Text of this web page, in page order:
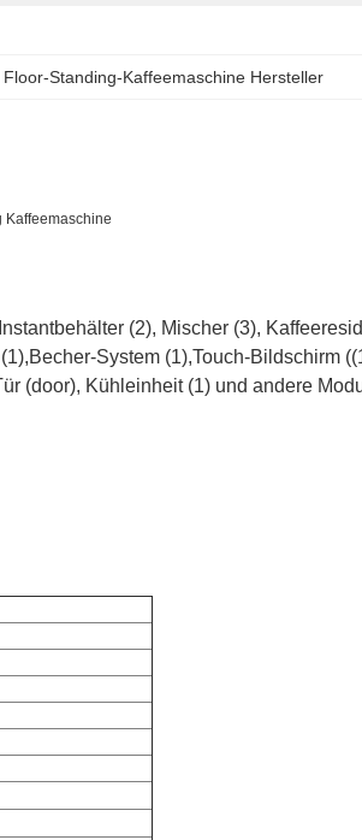
Floor-Standing-Kaffeemaschine Hersteller
Kaffeemaschine
(2), Mischer (3),
System (1),Touch-Bildschirm
(door), Kühleinheit (1) und andere